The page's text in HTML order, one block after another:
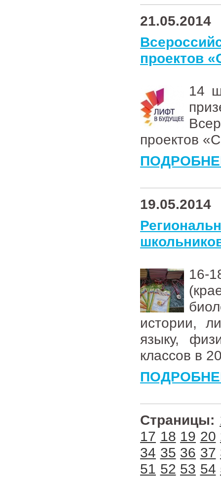
21.05.2014
проектов
14
проектов
19.05.2014
16-
истории,
языку,
классов в
Страницы:
17 18 19 20
34 35 36 37
51 52 53 54